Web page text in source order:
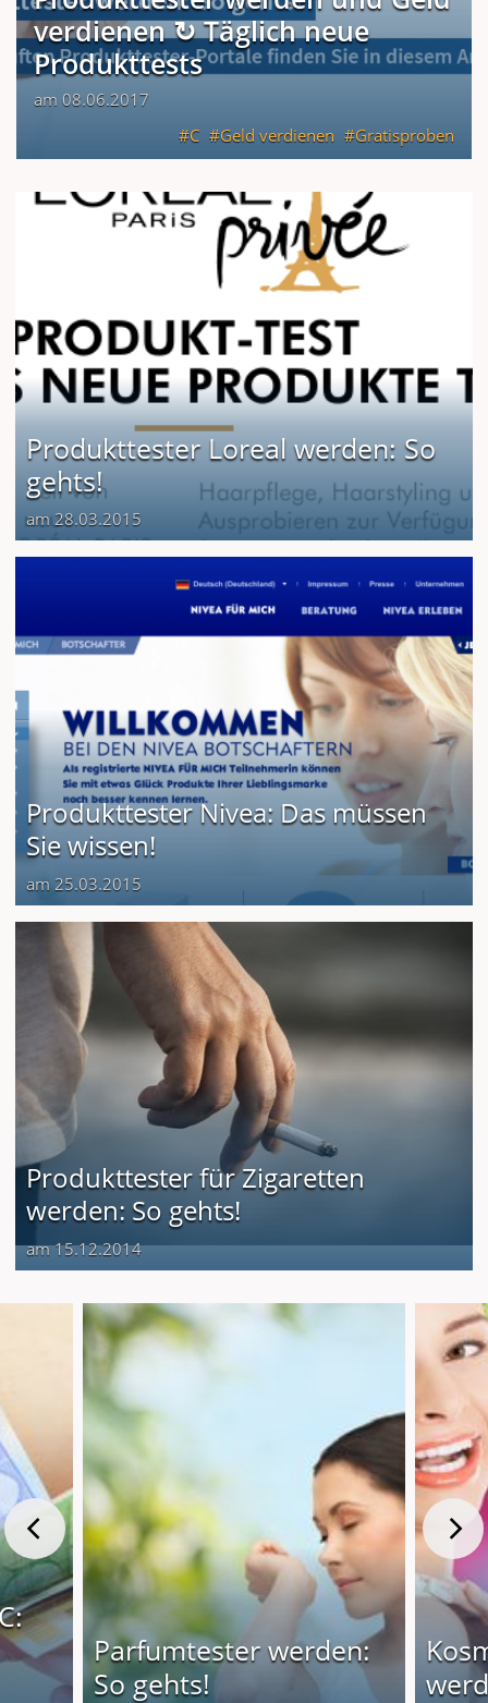
verdienen ↻ Täglich neue
Produkttests
am 08.06.2017
C
Geld verdienen Gratisproben
Produkttester Loreal werden: So
gehts!
am 28.03.2015
Produkttester Nivea: Das müssen
Sie wissen!
am 25.03.2015
Produkttester für Zigaretten
werden: So gehts!
am 15.12.2014
Parfumtester werden:
So gehts!